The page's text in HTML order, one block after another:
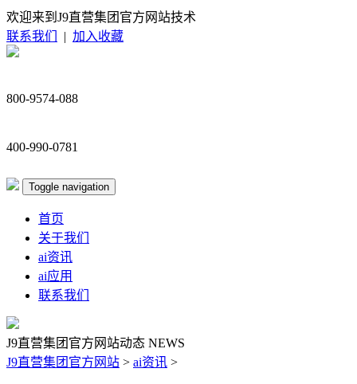
欢迎来到J9直营集团官方网站技术
联系我们
| 加入收藏
800-9574-088
400-990-0781
Toggle navigation
首页
关于我们
ai资讯
ai应用
联系我们
J9直营集团官方网站动态 NEWS
J9直营集团官方网站 > ai资讯 >